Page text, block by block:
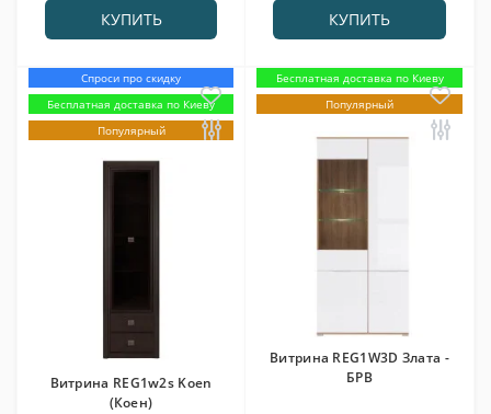
КУПИТЬ КУПИТЬ
Спроси про скидку
Бесплатная доставка по Киеву
Популярный
Витрина REG1w2s Koen
(Коен)
Бесплатная доставка по Киеву
Популярный
Витрина REG1W3D Злата -
БРВ